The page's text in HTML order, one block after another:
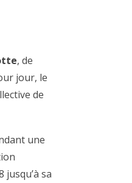
, de
jour, le
de
une
sa